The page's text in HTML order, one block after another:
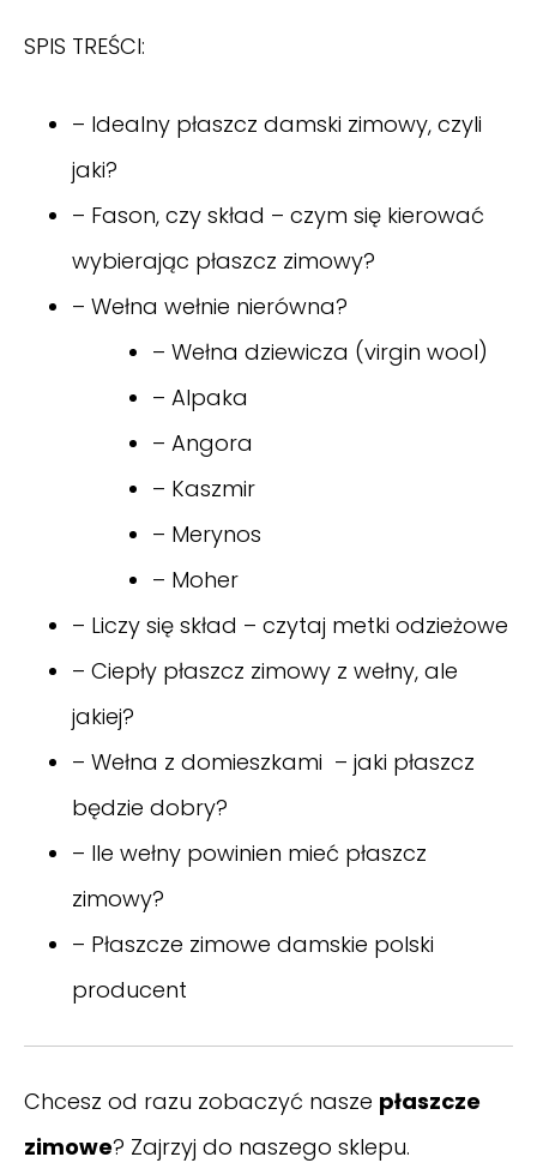
SPIS TREŚCI:
– Idealny płaszcz damski zimowy, czyli
jaki?
– Fason, czy skład – czym się kierować
wybierając płaszcz zimowy?
– Wełna wełnie nierówna?
– Wełna dziewicza (virgin wool)
– Alpaka
– Angora
– Kaszmir
– Merynos
– Moher
– Liczy się skład – czytaj metki odzieżowe
– Ciepły płaszcz zimowy z wełny, ale
jakiej?
– Wełna z domieszkami – jaki płaszcz
będzie dobry?
– Ile wełny powinien mieć płaszcz
zimowy?
– Płaszcze zimowe damskie polski
producent
Chcesz od razu zobaczyć nasze płaszcze
zimowe? Zajrzyj do naszego sklepu.